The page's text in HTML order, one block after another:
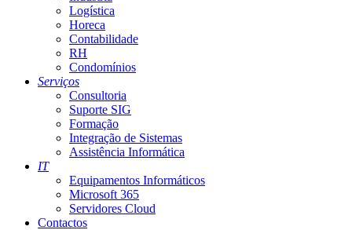
Logística
Horeca
Contabilidade
RH
Condomínios
Serviços
Consultoria
Suporte SIG
Formação
Integração de Sistemas
Assistência Informática
IT
Equipamentos Informáticos
Microsoft 365
Servidores Cloud
Contactos